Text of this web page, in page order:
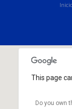
This page
Do you own